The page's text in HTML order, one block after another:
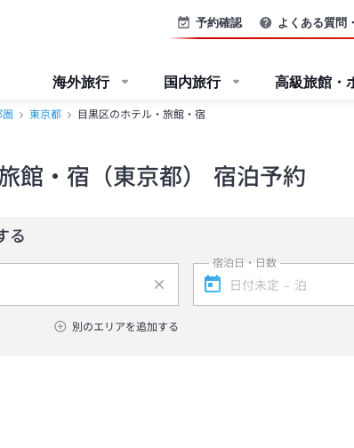
予約確認 よくある質問
海外旅行 国内旅行 高級旅館・
圏 東京都 目黒区のホテル・旅館・宿
館・宿（東京都） 宿泊予約
る
別のエリアを追加する
宿泊日・日数